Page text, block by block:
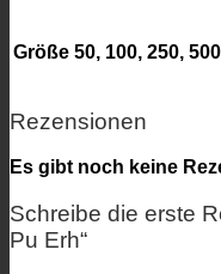
Größe 50, 100, 250, 500
Rezensionen
Es gibt noch keine
Schreibe die erste
Pu Erh“